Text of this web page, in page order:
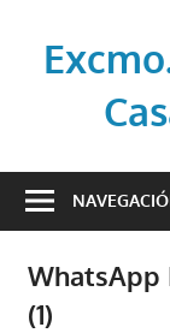
contenido
oficial
de
Casariche
WhatsApp
(1)